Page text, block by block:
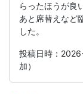
らったほうが良
あと席替えなど
した。
投稿日時：
加）